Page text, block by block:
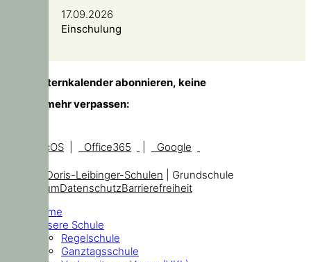
17.09.2026
Einschulung
Elternkalender abonnieren, keine
Temine mehr verpassen:
iOS, macOS Office365 Google
Doris-Leibinger-Schulen | Grundschule
ImpressumDatenschutzBarrierefreiheit
Home
Unsere Schule
Regelschule
Ganztagsschule